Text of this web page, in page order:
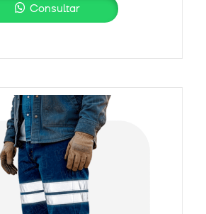
Consultar